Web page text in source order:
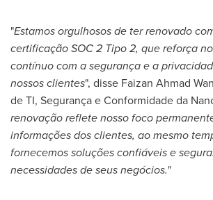
"Estamos orgulhosos de ter renovado
certificação SOC 2 Tipo 2, que reforça
contínuo com a segurança e a
nossos clientes", disse Faizan Ahmad
de TI, Segurança e Conformidade da
renovação reflete nosso foco
informações dos clientes, ao mesmo
fornecemos soluções confiáveis e
necessidades de seus negócios."